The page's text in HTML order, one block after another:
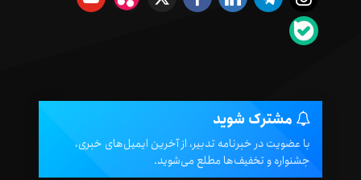
مشترک شوید
با عضویت در خبرنامه تدبیر، از آخرین ایمیل‌های خبری،
جشنواره و تخفیف‌ها مطلع می‌شوید.